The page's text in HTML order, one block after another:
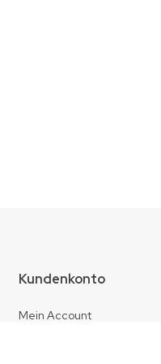
Kundenkonto
Mein Account